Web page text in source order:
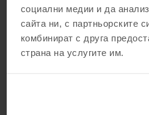
социални медии и да
сайта ни, с партньорските
комбинират с друга
страна на услугите им.